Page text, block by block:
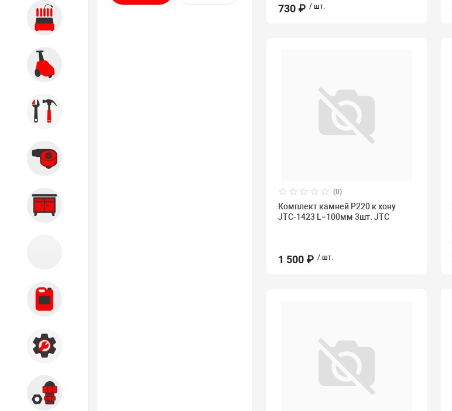
730 ₽ / шт.
(0)
Комплект камней P220 к хону
JTC-1423 L=100мм 3шт. JTC
1 500 ₽ / шт.